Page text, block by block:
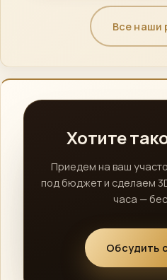
Все наши
Хотите
Приедем на ваш
под бюджет и сделаем
часа —
Обсудить